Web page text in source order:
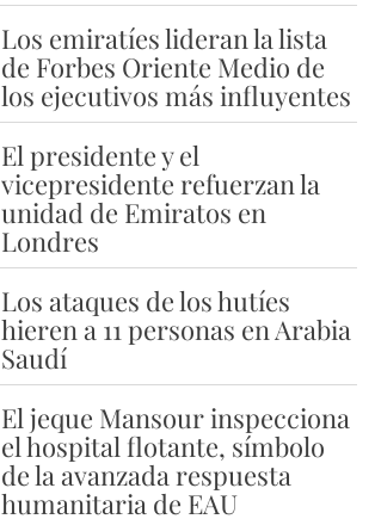
Los emiratíes lideran la lista
de Forbes Oriente Medio de
los ejecutivos más influyentes
El presidente y el
vicepresidente refuerzan la
unidad de Emiratos en
Londres
Los ataques de los hutíes
hieren a 11 personas en Arabia
Saudí
El jeque Mansour inspecciona
el hospital flotante, símbolo
de la avanzada respuesta
humanitaria de EAU